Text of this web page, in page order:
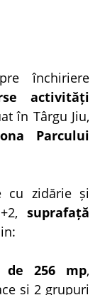
închiriere
activități
în Târgu Jiu,
Parcului
cu zidărie și
suprafață
de 256 mp,
și 2 grupuri